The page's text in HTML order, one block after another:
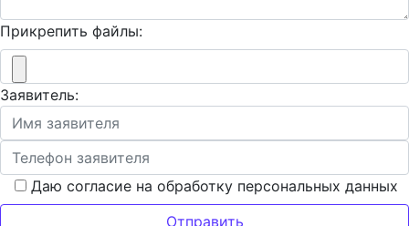
Прикрепить файлы:
Заявитель:
Даю согласие на обработку персональных данных